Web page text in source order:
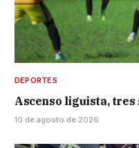
DEPORTES
Ascenso liguista, tres
10 de agosto de 2026